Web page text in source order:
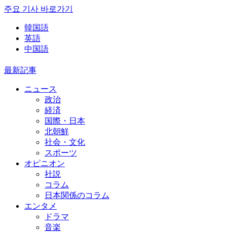
주요 기사 바로가기
韓国語
英語
中国語
最新記事
ニュース
政治
経済
国際・日本
北朝鮮
社会・文化
スポーツ
オピニオン
社説
コラム
日本関係のコラム
エンタメ
ドラマ
音楽